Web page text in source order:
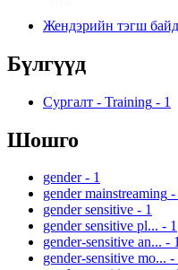
Жендэрийн тэгш
Бүлгүүд
Сургалт - Training - 1
Шошго
gender - 1
gender mainstreaming -
gender sensitive - 1
gender sensitive pl... - 1
gender-sensitive an... -
gender-sensitive mo... -